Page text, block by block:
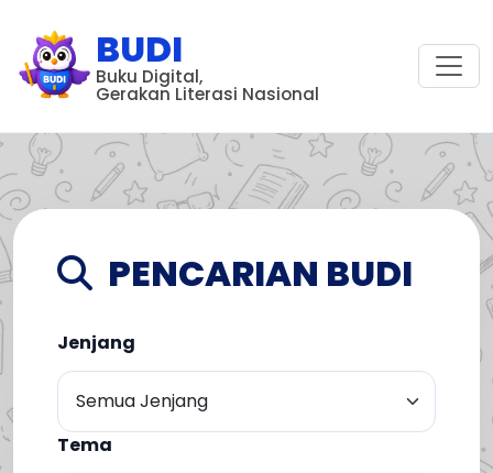
BUDI
Buku Digital,
Gerakan Literasi Nasional
PENCARIAN BUDI
Jenjang
Tema